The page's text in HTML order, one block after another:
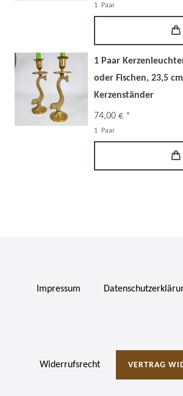
1 Paar
1 Paar
oder Fischen, 23,5
Kerzenständer
74,00 € *
1 Paar
Impressum
Widerrufs­recht VERTRAG